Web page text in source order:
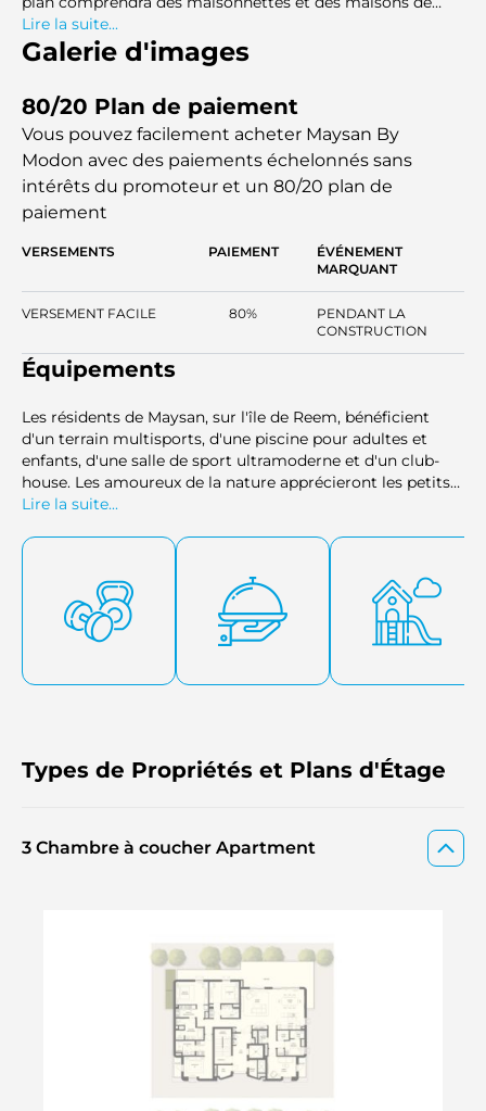
ville de 3 et 4 chambres, ainsi que des maisonnettes
superposées, une caractéristique unique du quartier de
Mayar, et des maisons de ville au design élégant dans le
000 mètres carrés et propose de grands logements
conçus pour répondre aux besoins des familles, des actifs
et des investisseurs d'aujourd'hui. Chaque logement
bénéficie d'un agencement ouvert optimisant la lumière
naturelle et la circulation de l'air, et offrant ainsi un accès
direct au cadre de vie exceptionnel de la communauté. Ce
nouveau développement allie le confort d'un style de vie
de villégiature à des espaces communautaires, ce qui en
Dhabi.
Lire la suite...
Galerie d'images
80/20 Plan de paiement
Vous pouvez facilement acheter Maysan By
Modon avec des paiements échelonnés sans
intérêts du promoteur et un 80/20 plan de
paiement
VERSEMENTS PAIEMENT
ÉVÉNEMENT
MARQUANT
VERSEMENT FACILE 80%
PENDANT LA
CONSTRUCTION
Équipements
Les résidents de Maysan, sur l'île de Reem, bénéficient
d'un terrain multisports, d'une piscine pour adultes et
enfants, d'une salle de sport ultramoderne et d'un club-
house. Les amoureux de la nature apprécieront les petits
parcs, les aires de pique-nique et les espaces barbecue,
bien-être de ses habitants, la résidence offre aux enfants
salles de jeux intérieures. Maysan ne se contente pas de se
détendre dans un pavillon de lecture ou de profiter du
calme d'un parc animalier ; elle encourage un mode de vie
Lire la suite...
Types de Propriétés et Plans d'Étage
3 Chambre à coucher Apartment